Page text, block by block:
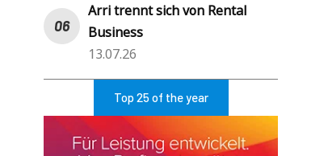
Arri trennt sich von Rental
Business
13.07.26
Top 25 of the year